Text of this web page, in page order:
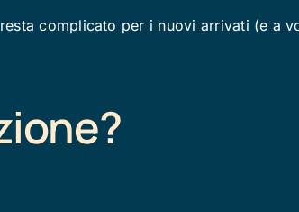
complicato per i nuovi arrivati (e a